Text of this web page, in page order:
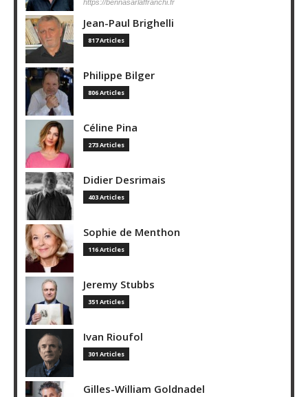
https://bennasarlaffranchi.fr
Jean-Paul Brighelli
817 Articles
Philippe Bilger
806 Articles
Céline Pina
273 Articles
Didier Desrimais
403 Articles
Sophie de Menthon
116 Articles
Jeremy Stubbs
351 Articles
Ivan Rioufol
301 Articles
Gilles-William Goldnadel